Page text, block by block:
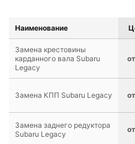
Наименование
Замена крестовины
карданного вала Subaru
Legacy
Замена КПП Subaru Legacy
Замена заднего редуктора
Subaru Legacy